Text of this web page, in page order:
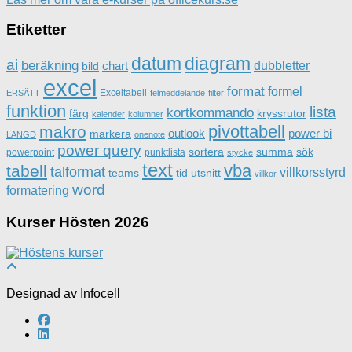
Etiketter
ai beräkning bild chart datum diagram dubbletter
ERSÄTT excel Exceltabell felmeddelande filter format formel
funktion färg kalender kolumner kortkommando kryssrutor lista
LÄNGD makro markera onenote outlook pivottabell power bi
powerpoint power query punktlista sortera stycke summa sök
tabell talformat teams text tid utsnitt vba villkor villkorsstyrd
formatering word
Kurser Hösten 2026
Designad av Infocell